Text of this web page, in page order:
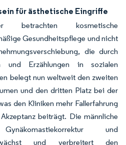
für ästhetische Eingriffe
betrachten kosmetische
Gesundheitspflege und nicht
die durch
und Erzählungen in sozialen
belegt nun weltweit den zweiten
und den dritten Platz bei der
den Kliniken mehr Fallerfahrung
beiträgt. Die männliche
und
wächst und verbreitert den